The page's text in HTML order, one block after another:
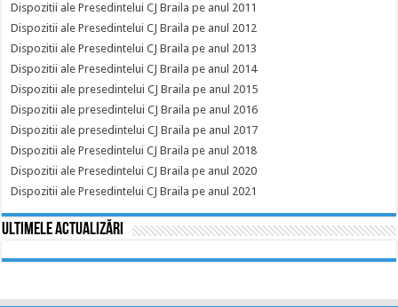
Dispozitii ale Presedintelui CJ Braila pe anul 2011
Dispozitii ale Presedintelui CJ Braila pe anul 2012
Dispozitii ale Presedintelui CJ Braila pe anul 2013
Dispozitii ale Presedintelui CJ Braila pe anul 2014
Dispozitii ale presedintelui CJ Braila pe anul 2015
Dispozitii ale presedintelui CJ Braila pe anul 2016
Dispozitii ale presedintelui CJ Braila pe anul 2017
Dispozitii ale Presedintelui CJ Braila pe anul 2018
Dispozitii ale Presedintelui CJ Braila pe anul 2020
Dispozitii ale Presedintelui CJ Braila pe anul 2021
Ultimele actualizări